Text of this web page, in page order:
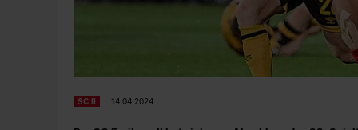
SC II 14.04.2024